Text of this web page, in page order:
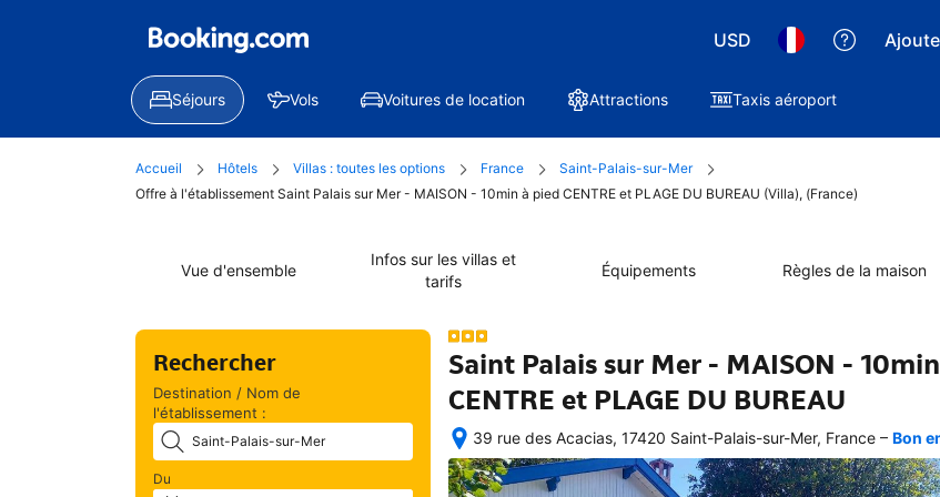
USD
Séjours Vols Voitures de location Attractions Taxis aéroport
Accueil Hôtels Villas : toutes les options France
Saint-Palais-sur-Mer
Offre à l'établissement Saint Palais sur Mer - MAISON - 10min à pied CENTRE et PLAGE DU BUREAU (Villa), (France)
Vue d'ensemble
Infos sur les villas et
tarifs
Équipements Règles de la maison
Rechercher
Destination / Nom de
l'établissement :
Du
Saint Palais sur Mer - MAISON -
CENTRE et PLAGE DU BUREAU
39 rue des Acacias, 17420 Saint-Palais-sur-Mer, France
Une
fois
– Bon